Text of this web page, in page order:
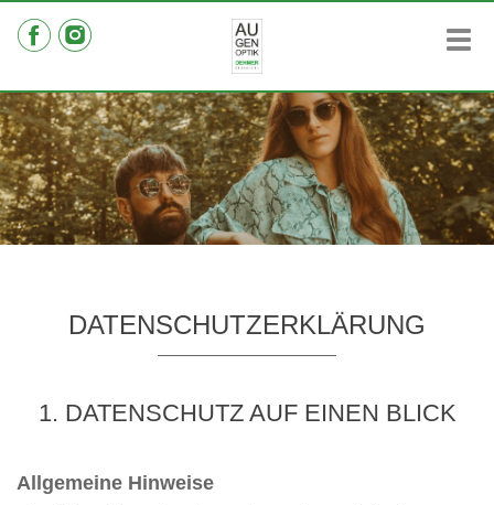
DATENSCHUTZERKLÄRUNG
1. DATENSCHUTZ AUF EINEN BLICK
Allgemeine Hinweise